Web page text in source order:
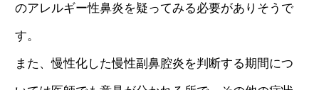
のアレルギー性鼻炎を疑ってみる必要がありそうで
す。
また、慢性化した慢性副鼻腔炎を判断する期間につ